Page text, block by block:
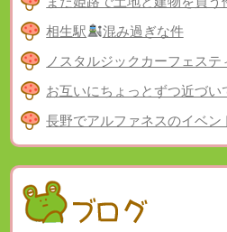
相生駅
混み過ぎな件
ノスタルジックカーフェス
お互いにちょっとずつ近づい
長野でアルファネスのイベ